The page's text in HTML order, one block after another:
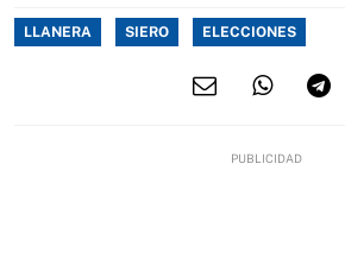
LLANERA SIERO ELECCIONES